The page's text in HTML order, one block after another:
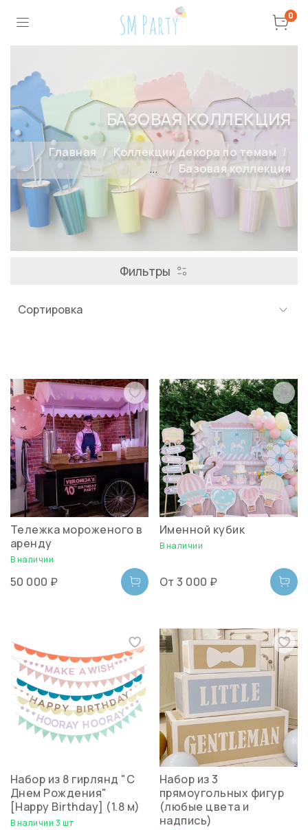
0
БАЗОВАЯ КОЛЛЕКЦИЯ
Главная
Коллекции декора по темам
...
Базовая коллекция
Фильтры
Тележка мороженого в
аренду
В наличии
50 000 ₽
Именной кубик
В наличии
От 3 000 ₽
Набор из 8 гирлянд "С
Днем Рождения"
[Happy Birthday] (1.8 м)
В наличии 3 шт
Набор из 3
прямоугольных фигур
(любые цвета и
надпись)